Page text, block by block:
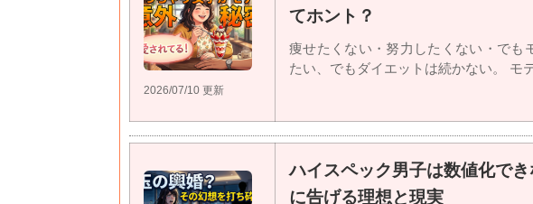
2026/07/10 更新
てホント？
痩せたくない・努力したくない・でも
たい、でもダイエットは続かない。 モ
ハイスペック男子は数値化で
に告げる理想と現実